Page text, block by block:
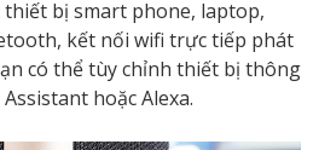
thiết bị smart phone, laptop,
kết nối wifi trực tiếp phát
có thể tùy chỉnh thiết bị thông
hoặc Alexa.